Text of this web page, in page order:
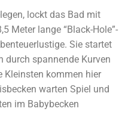
lockt das Bad mit
Meter lange “Black-Hole”-
Sie startet
durch spannende Kurven
Kleinsten kommen hier
warten Spiel und
im Babybecken